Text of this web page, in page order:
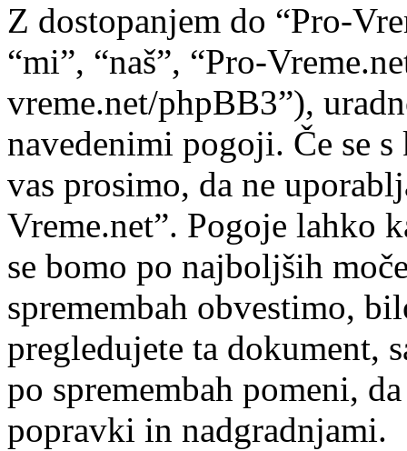
Z dostopanjem do “Pro-
“mi”, “naš”, “Pro-
vreme.net/phpBB3”),
navedenimi pogoji. Če se
vas prosimo, da ne
Vreme.net”. Pogoje lahko
se bomo po najboljših
spremembah obvestimo,
pregledujete ta dokument,
po spremembah pomeni,
popravki in nadgradnjami.